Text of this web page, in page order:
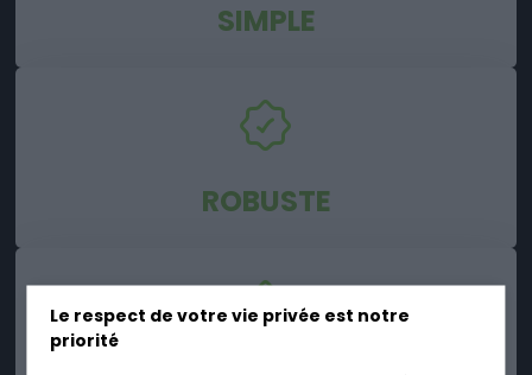
Le respect de votre vie privée est notre
priorité
SIMPLE
ROBUSTE